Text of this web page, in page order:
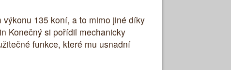
135 koní, a to mimo jiné díky
Konečný si pořídil mechanicky
funkce, které mu usnadní